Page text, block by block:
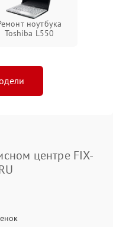
ноутбука
Toshiba L550
центре FIX-